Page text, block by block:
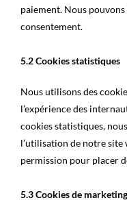
paiement. Nous
consentement.
5.2 Cookies statistiques
Nous utilisons des
l’expérience des
cookies statistiques,
l’utilisation de notre site
permission pour placer
5.3 Cookies de